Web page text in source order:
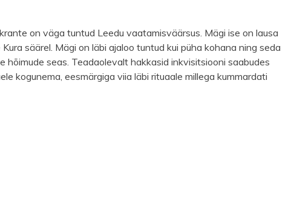
on väga tuntud Leedu vaatamisväärsus. Mägi ise on lausa
säärel. Mägi on läbi ajaloo tuntud kui püha kohana ning seda
hõimude seas. Teadaolevalt hakkasid inkvisitsiooni saabudes
kogunema, eesmärgiga viia läbi rituaale millega kummardati